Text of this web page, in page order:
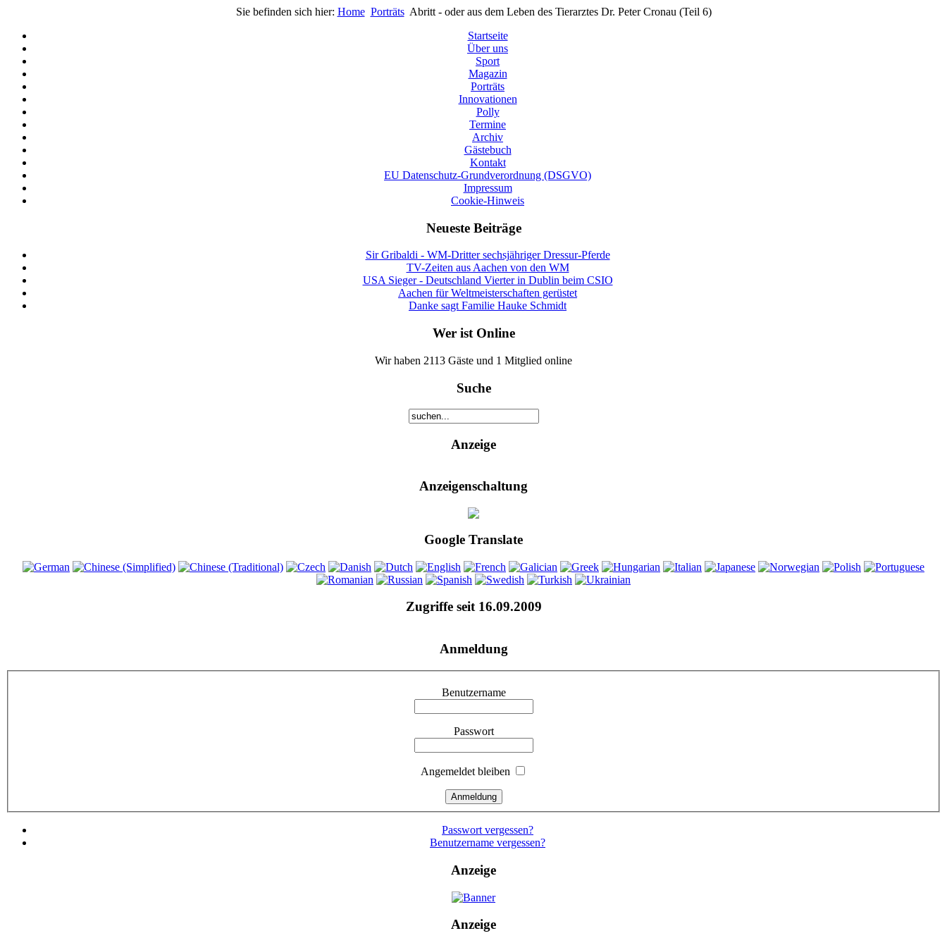
Sie befinden sich hier: Home Porträts Abritt - oder aus dem Leben des Tierarztes Dr. Peter Cronau (Teil 6)
Startseite
Über uns
Sport
Magazin
Porträts
Innovationen
Polly
Termine
Archiv
Gästebuch
Kontakt
EU Datenschutz-Grundverordnung (DSGVO)
Impressum
Cookie-Hinweis
Neueste Beiträge
Sir Gribaldi - WM-Dritter sechsjähriger Dressur-Pferde
TV-Zeiten aus Aachen von den WM
USA Sieger - Deutschland Vierter in Dublin beim CSIO
Aachen für Weltmeisterschaften gerüstet
Danke sagt Familie Hauke Schmidt
Wer ist Online
Wir haben 2113 Gäste und 1 Mitglied online
Suche
Anzeige
Anzeigenschaltung
Google Translate
Zugriffe seit 16.09.2009
Anmeldung
Benutzername
Passwort
Angemeldet bleiben
Passwort vergessen?
Benutzername vergessen?
Anzeige
Anzeige